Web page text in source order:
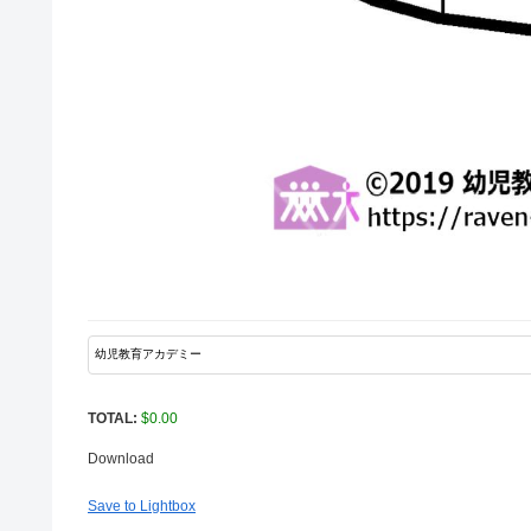
TOTAL: $0.00
Download
Save to Lightbox